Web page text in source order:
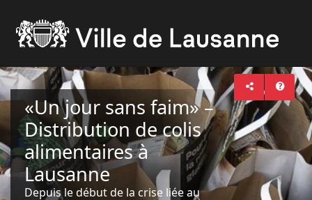
«Un jour sans faim» –
Distribution de colis
alimentaires à
Lausanne
Depuis le début de la crise liée au